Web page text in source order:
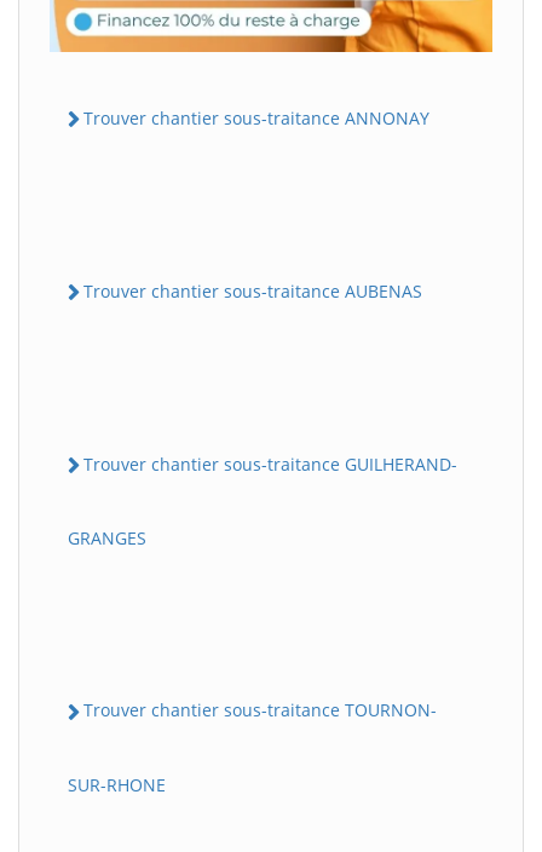
Trouver chantier sous-traitance ANNONAY
Trouver chantier sous-traitance AUBENAS
Trouver chantier sous-traitance GUILHERAND-
GRANGES
Trouver chantier sous-traitance TOURNON-
SUR-RHONE